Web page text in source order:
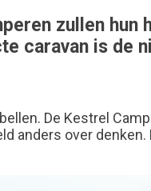
zullen
caravan is de
De Kestrel
anders over